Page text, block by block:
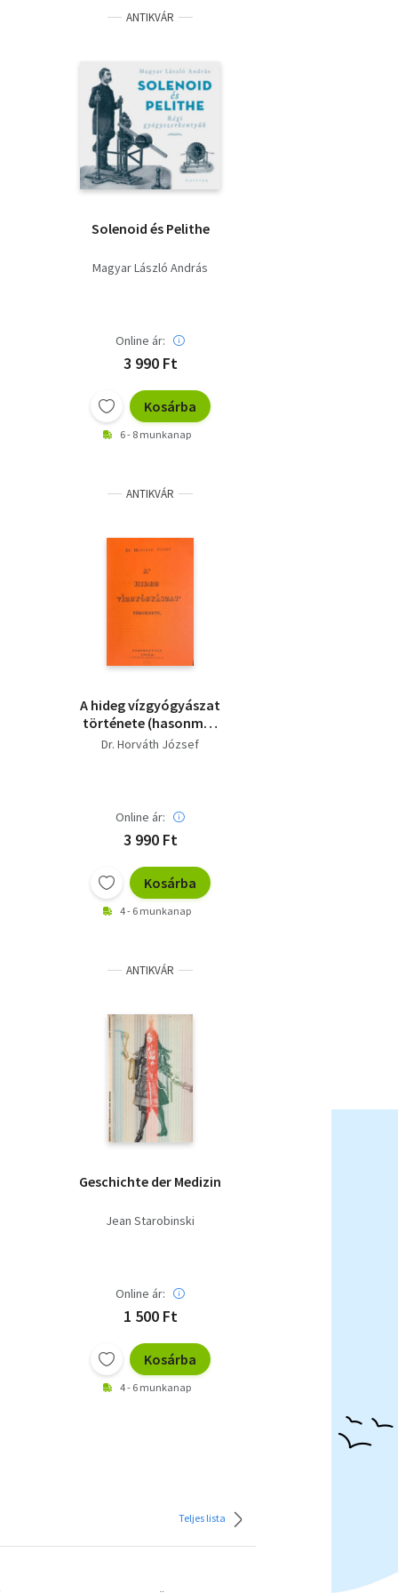
ANTIKVÁR
Solenoid és Pelithe
Magyar László András
Online ár:
3 990 Ft
Kosárba
6 - 8 munkanap
ANTIKVÁR
A hideg vízgyógyászat
története (hasonmás
kiadás)
Dr. Horváth József
Online ár:
3 990 Ft
Kosárba
4 - 6 munkanap
ANTIKVÁR
Geschichte der Medizin
Jean Starobinski
Online ár:
1 500 Ft
Kosárba
4 - 6 munkanap
Teljes lista